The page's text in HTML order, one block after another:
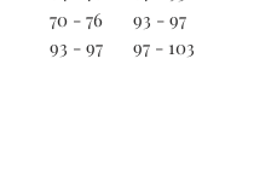
70 - 76
93 - 97
93 - 97 97 - 103